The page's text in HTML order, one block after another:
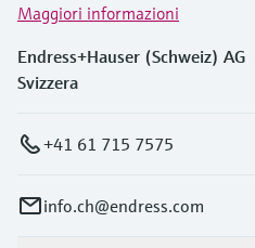
Maggiori informazioni
Endress+Hauser (Schweiz) AG
Svizzera
+41 61 715 7575
info.ch@endress.com